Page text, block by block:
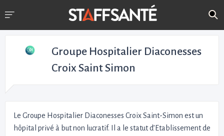
Groupe Hospitalier Diaconesses
Croix Saint Simon
Le Groupe Hospitalier Diaconesses Croix Saint-Simon est un
hôpital privé à but non lucratif. Il a le statut d’Etablissement de